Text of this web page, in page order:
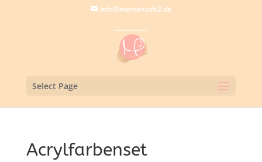
info@mamahoch2.de
Select Page
Acrylfarbenset